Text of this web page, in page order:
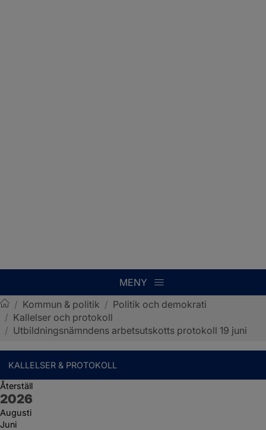
MENY
Sotenäs kommun
/ Kommun & politik / Politik och demokrati
/ Kallelser och protokoll
/ Utbildningsnämndens arbetsutskotts protokoll 19 juni
KALLELSER & PROTOKOLL
Återställ
År:
2026
Augusti
Juni